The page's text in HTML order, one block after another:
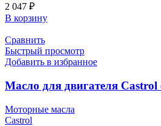
2 047 ₽
В корзину
Сравнить
Быстрый просмотр
Добавить в избранное
Масло для двигателя Castrol
Моторные масла
Castrol